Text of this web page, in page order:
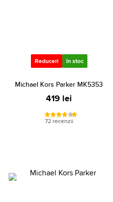
Reduceri în stoc
Michael Kors Parker MK5353
419 lei
72 recenzii